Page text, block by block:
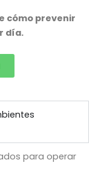
cómo prevenir
día.
para operar